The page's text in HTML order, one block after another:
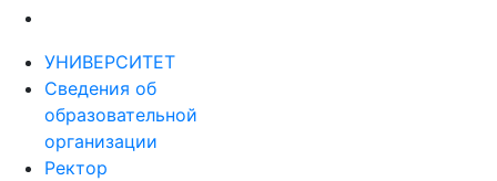
УНИВЕРСИТЕТ
Сведения об
образовательной
организации
Ректор